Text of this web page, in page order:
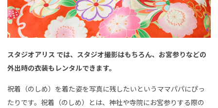
スタジオアリス では、スタジオ撮影はもちろん、お宮参りなどの
外出時の衣装もレンタルできます。
祝着（のしめ）を着た姿を写真に残したいというママパパにぴっ
たりです。祝着（のしめ）とは、神社や寺院にお宮参りする際の